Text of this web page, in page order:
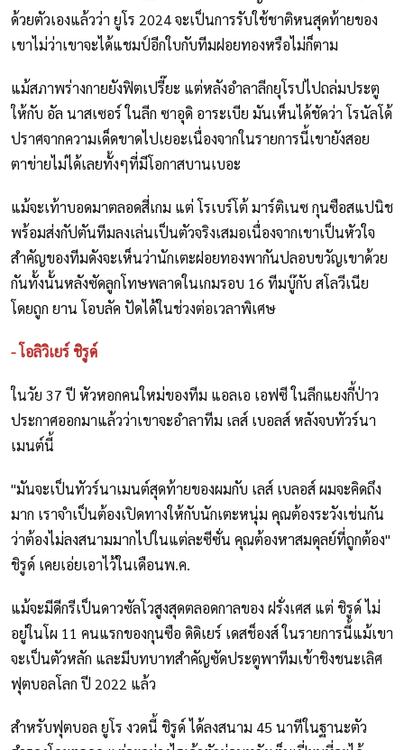
ด้วยตัวเองแล้วว่า ยูโร 2024 จะเป็นการรับใช้ชาติหนสุดท้ายของ
เขาไม่ว่าเขาจะได้แชมป์อีกใบกับทีมฝอยทองหรือไม่ก็ตาม
แม้สภาพร่างกายยังฟิตเปรี๊ยะ แต่หลังอำลาลีกยุโรปไปถล่มประตู
ให้กับ อัล นาสเซอร์ ในลีก ซาอุดิ อาระเบีย มันเห็นได้ชัดว่า โรนัลโด้
ปราศจากความเด็ดขาดไปเยอะเนื่องจากในรายการนี้เขายังสอย
ตาข่ายไม่ได้เลยทั้งๆที่มีโอกาสบานเบอะ
แม้จะเท้าบอดมาตลอดสี่เกม แต่ โรเบร์โต้ มาร์ติเนซ กุนซือสแปนิช
พร้อมส่งกัปตันทีมลงเล่นเป็นตัวจริงเสมอเนื่องจากเขาเป็นหัวใจ
สำคัญของทีมดังจะเห็นว่านักเตะฝอยทองพากันปลอบขวัญเขาด้วย
กันทั้งนั้นหลังซัดลูกโทษพลาดในเกมรอบ 16 ทีมบู๊กับ สโลวีเนีย
โดยถูก ยาน โอบลัค ปัดได้ในช่วงต่อเวลาพิเศษ
- โอลิวิเยร์ ชิรูด์
ในวัย 37 ปี หัวหอกคนใหม่ของทีม แอลเอ เอฟซี ในลีกแยงกี้ป่าว
ประกาศออกมาแล้วว่าเขาจะอำลาทีม เลส์ เบอลส์ หลังจบทัวร์นา
เมนต์นี้
"มันจะเป็นทัวร์นาเมนต์สุดท้ายของผมกับ เลส์ เบลอส์ ผมจะคิดถึง
มาก เราจำเป็นต้องเปิดทางให้กับนักเตะหนุ่ม คุณต้องระวังเช่นกัน
ว่าต้องไม่ลงสนามมากไปในแต่ละซีซั่น คุณต้องหาสมดุลย์ที่ถูกต้อง"
ชิรูด์ เคยเอ่ยเอาไว้ในเดือนพ.ค.
แม้จะมีดีกรีเป็นดาวซัลโวสูงสุดตลอดกาลของ ฝรั่งเศส แต่ ชิรูด์ ไม่
อยู่ในโผ 11 คนแรกของกุนซือ ดิดิเยร์ เดสช็องส์ ในรายการนี้แม้เขา
จะเป็นตัวหลัก และมีบทบาทสำคัญซัดประตูพาทีมเข้าชิงชนะเลิศ
ฟุตบอลโลก ปี 2022 แล้ว
สำหรับฟุตบอล ยูโร งวดนี้ ชิรูด์ ได้ลงสนาม 45 นาทีในฐานะตัว